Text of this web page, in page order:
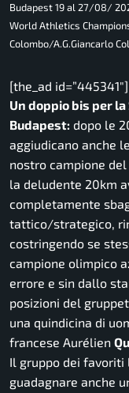
Budapest 19 al 27/08/
World Athletics
Colombo/A.G.Giancarlo
[the_ad id=”445341″]
Un doppio bis per
Budapest: dopo le
aggiudicano anche
nostro campione
la deludente 20km
completamente
tattico/strategico,
costringendo se
campione olimpico
errore e sin dallo
posizioni del
una quindicina di
francese Aurélien
Il gruppo dei
guadagnare anche